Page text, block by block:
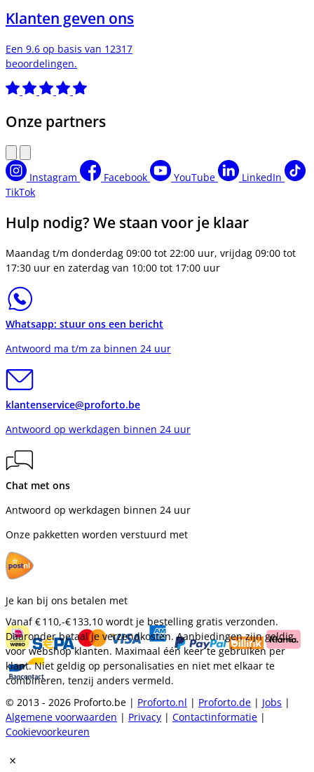
Klanten geven ons
Een 9.6 op basis van 12317
beoordelingen.
Onze partners
Instagram Facebook YouTube
LinkedIn
TikTok
Hulp nodig? We staan voor je klaar
Maandag t/m donderdag 09:00 tot 22:00 uur, vrijdag 09:00 tot
17:30 uur en zaterdag van 10:00 tot 17:00 uur
Whatsapp: stuur ons een bericht
Antwoord ma t/m za binnen 24 uur
klantenservice@proforto.be
Antwoord op werkdagen binnen 24 uur
Chat met ons
Antwoord op werkdagen binnen 24 uur
Onze pakketten worden verstuurd met
Je kan bij ons betalen met
Vanaf€ 110,-€ 133,10 wordt je bestelling gratis verzonden.
Daaronder betaal je verzendkosten. Aanbiedingen zijn geldig
voor webshop klanten. Maximaal één keer te gebruiken per
klant. Niet geldig op personalisaties en niet met elkaar te
combineren, tenzij anders vermeld.
© 2013 - 2026 Proforto.be | Proforto.nl | Proforto.de | Jobs |
Algemene voorwaarden | Privacy | Contactinformatie |
Cookievoorkeuren